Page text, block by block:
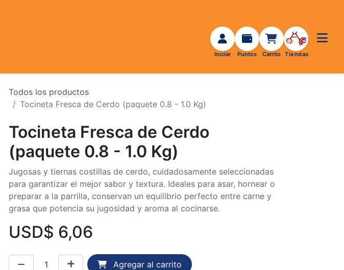
Todos los productos
Tocineta Fresca de Cerdo (paquete 0.8 - 1.0 Kg)
Tocineta Fresca de Cerdo
(paquete 0.8 - 1.0 Kg)
Jugosas y tiernas costillas de cerdo, cuidadosamente seleccionadas
para garantizar el mejor sabor y textura. Ideales para asar, hornear o
preparar a la parrilla, conservan un equilibrio perfecto entre carne y
grasa que potencia su jugosidad y aroma al cocinarse.
USD$ 6,06
Agregar al carrito